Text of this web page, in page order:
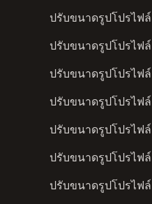
ปรับขนาดรูปโปรไฟล์
ปรับขนาดรูปโปรไฟ
ปรับขนาดรูปโปรไฟ
ปรับขนาดรูปโปรไฟ
ปรับขนาดรูปโปรไฟ
ปรับขนาดรูปโปรไฟ
ปรับขนาดรูปโปรไฟล์